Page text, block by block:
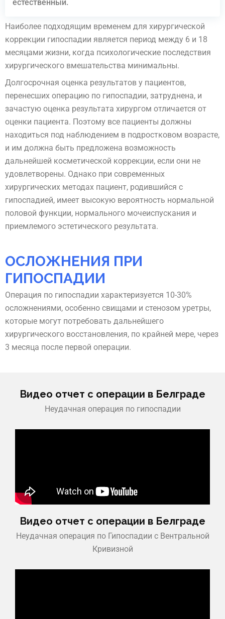
естественный.
Наиболее подходящим временем для хирургической
коррекции гипоспадии является период между 6 и 18
месяцами жизни, когда психологические последствия
хирургического вмешательства минимальны.
Долгосрочная оценка результатов у пациентов,
перенесших операцию по гипоспадии, затруднена, и
зачастую оценка результата хирургом отличается от
оценки пациента. Поэтому все пациенты должны
находиться под наблюдением в подростковом возрасте,
и им должна быть предложена возможность
дальнейшей косметической коррекции, если они не
удовлетворены. Однако при современных
хирургических методах пациент, родившийся с
гипоспадией, имеет высокую вероятность нормальной
половой функции, нормального мочеиспускания и
приемлемого эстетического результата.
ОСЛОЖНЕНИЯ ПРИ
ГИПОСПАДИИ
Операция по гипоспадии характеризуется 10-30%
осложнениями, особенно свищами и стенозом уретры,
которые могут потребовать дальнейшего
хирургического восстановления, по крайней мере, через
3 месяца после первой операции.
Видео отчет с операции в Белграде
Неудачная операция по гипоспадии
Видео отчет с операции в Белграде
Неудачная операция по Гипоспадии с Вентральной
Кривизной